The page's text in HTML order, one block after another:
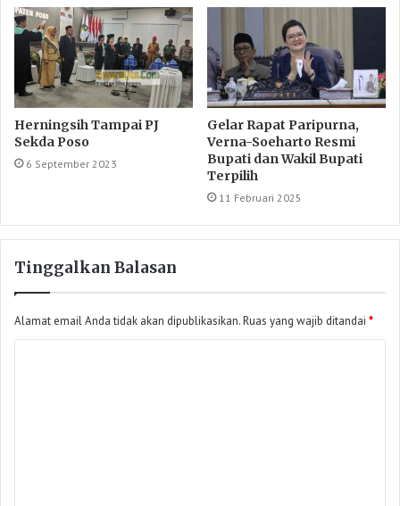
Herningsih Tampai PJ
Sekda Poso
6 September 2023
Gelar Rapat Paripurna,
Verna-Soeharto Resmi
Bupati dan Wakil Bupati
Terpilih
11 Februari 2025
Tinggalkan Balasan
Alamat email Anda tidak akan dipublikasikan.Ruas yang wajib ditandai *